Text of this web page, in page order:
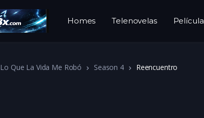
Homes Telenovelas Película
Lo Que La Vida Me Robó Season 4 Reencuentro